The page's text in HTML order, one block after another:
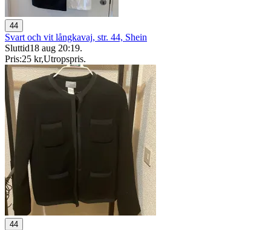
44
Svart och vit långkavaj, str. 44, Shein
Sluttid18 aug 20:19.
Pris:25 kr,Utropspris.
44